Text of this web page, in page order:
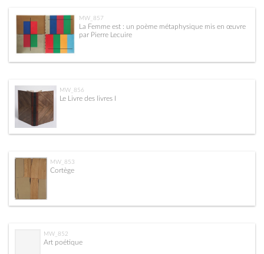
MW_857
La Femme est : un poème métaphysique mis en œuvre
par Pierre Lecuire
MW_856
Le Livre des livres I
MW_853
Cortège
MW_852
Art poétique